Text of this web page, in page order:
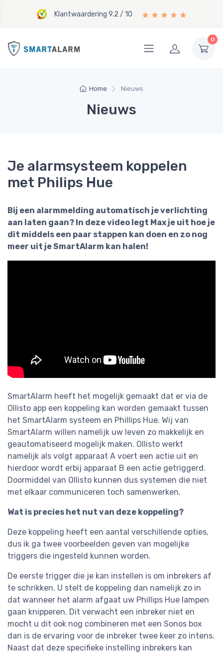
Klantwaardering 9.2 / 10
0
Home Nieuws
Nieuws
Je alarmsysteem koppelen
met Philips Hue
Bij een alarmmelding automatisch je verlichting
aan laten gaan? In deze video legt Max je uit hoe je
dit middels een paar stappen kan doen en zo nog
meer uit je SmartAlarm kan halen!
SmartAlarm heeft het mogelijk gemaakt dat er via de
Ollisto app een koppeling kan worden gemaakt tussen
het SmartAlarm systeem en Phillips Hue. Wij van
SmartAlarm willen namelijk uw leven zo makkelijk en
geautomatiseerd mogelijk maken. Ollisto werkt
namelijk als volgt apparaat A voert een actie uit en
hierdoor wordt erbij apparaat B een actie getriggerd.
Doormiddel van Ollisto kunnen dus systemen die niet
met elkaar communiceren toch samenwerken.
Wat is precies het nut van deze koppeling?
Deze koppeling heeft een aantal verschillende opties,
dus ik ga twee voorbeelden geven van mogelijke
triggers die ingesteld kunnen worden.
De eerste trigger die je kan instellen is om inbrekers af
te schrikken. U stelt de koppeling dan namelijk zo in
dat wanneer het alarm afgaat uw Phillips Hue lampen
gaan knipperen. Dit verwacht een inbreker niet en
mocht u dit ook nog combineren met een Sonos box
dan is de ervaring voor de inbreker twee keer zo intens.
Naast dat deze specifieke instelling inbrekers kan